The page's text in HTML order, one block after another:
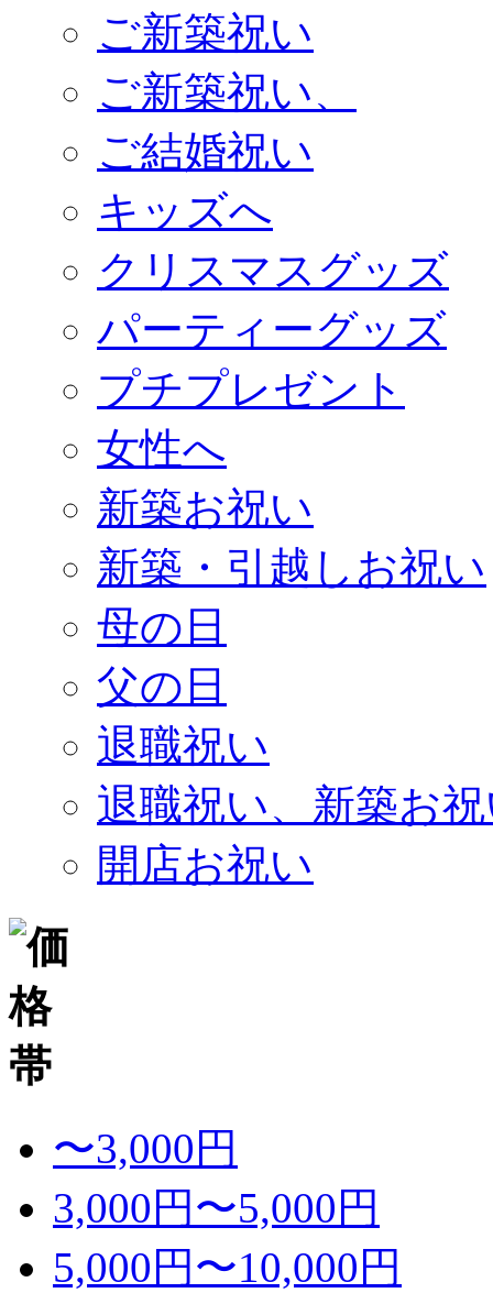
ご新築祝い
ご新築祝い、
ご結婚祝い
キッズへ
クリスマスグッズ
パーティーグッズ
プチプレゼント
女性へ
新築お祝い
新築・引越しお祝い
母の日
父の日
退職祝い
退職祝い、新築お
開店お祝い
〜3,000円
3,000円〜5,000円
5,000円〜10,000円